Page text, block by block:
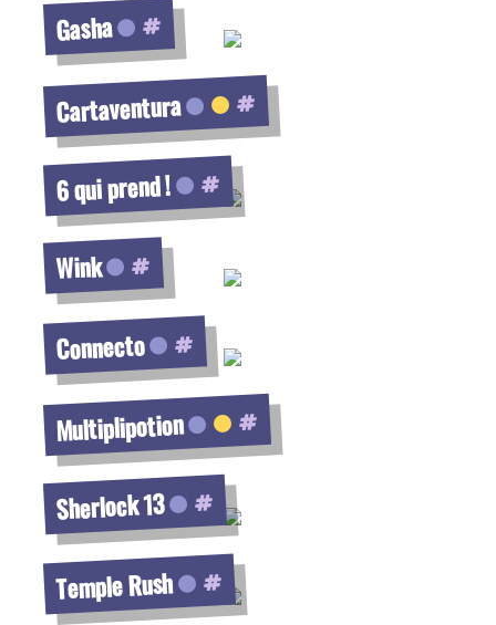
Gasha
Cartaventura
6 qui prend !
Wink
Voir la fiche
Connecto
Voir la fiche
Multiplipotion
Sherlock 13
Temple Rush
Voir la fiche
Voir la fiche
Voir la fiche